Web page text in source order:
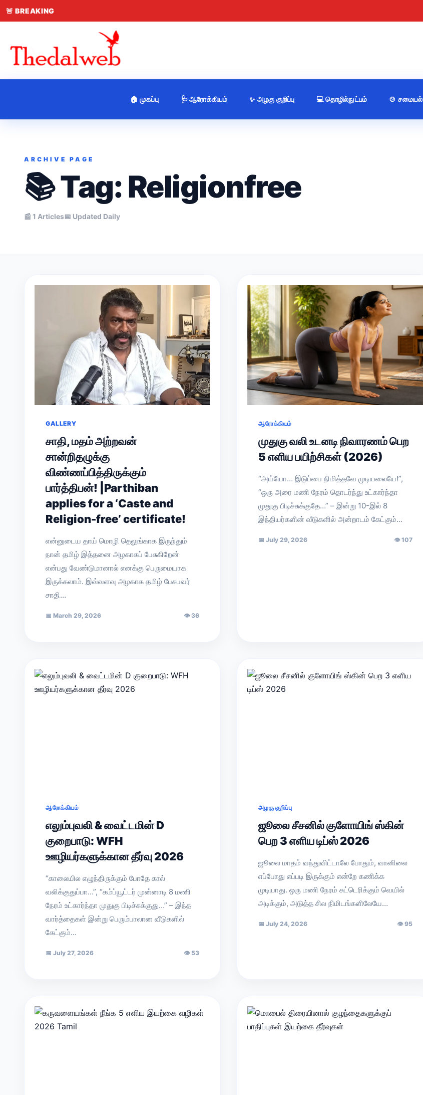
🚨BREAKING
🏠 முகப்பு 🩺 ஆரோக்கியம் ✨ அழகு குறிப்பு 💻 தொழில்நுட்பம் 🍲 சமையல்
ARCHIVE PAGE
📚 Tag:Religionfree
📰 1 Articles📅 Updated Daily
GALLERY
சாதி, மதம் அற்றவன்
சான்றிதழுக்கு
விண்ணப்பித்திருக்கும்
பார்த்திபன்! |Parthiban
applies for a ‘Caste and
Religion-free’ certificate!
என்னுடைய தாய் மொழி தெலுங்காக இருந்தும்
நான் தமிழ் இத்தனை அழகாகப் பேசுகிறேன்
என்பது வேண்டுமானால் எனக்கு பெருமையாக
இருக்கலாம். இவ்வளவு அழகாக தமிழ் பேசுபவர்
சாதி…
📅 March 29, 2026 👁36
ஆரோக்கியம்
முதுகு வலி உடனடி நிவாரணம் பெற
5 எளிய பயிற்சிகள் (2026)
“அய்யோ… இடுப்பை நிமித்தவே முடியலையே!”,
“ஒரு அரை மணி நேரம் தொடர்ந்து உட்கார்ந்தா
முதுகு பிடிச்சுக்குதே…” – இன்று 10-இல் 8
இந்தியர்களின் வீடுகளில் அன்றாடம் கேட்கும்…
📅 July 29, 2026 👁107
ஆரோக்கியம்
எலும்புவலி & வைட்டமின் D
குறைபாடு: WFH
ஊழியர்களுக்கான தீர்வு 2026
“காலையில எழுந்திருக்கும் போதே கால்
வலிக்குதுப்பா…”, “கம்ப்யூட்டர் முன்னாடி 8 மணி
நேரம் உட்கார்ந்தா முதுகு பிடிச்சுக்குது…” – இந்த
வார்த்தைகள் இன்று பெரும்பாலான வீடுகளில்
கேட்கும்…
📅 July 27, 2026 👁53
அழகு குறிப்பு
ஜூலை சீசனில் குளோயிங் ஸ்கின்
பெற 3 எளிய டிப்ஸ் 2026
ஜூலை மாதம் வந்துவிட்டாலே போதும், வானிலை
எப்போது எப்படி இருக்கும் என்றே கணிக்க
முடியாது. ஒரு மணி நேரம் சுட்டெரிக்கும் வெயில்
அடிக்கும், அடுத்த சில நிமிடங்களிலேயே…
📅 July 24, 2026 👁95